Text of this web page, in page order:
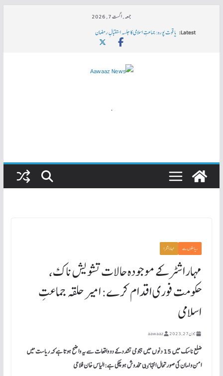
جمعہ, اگست 7, 2026
Latest: یاقوت پورہ: جماعتِ اسلامی کا جلسہ استقبالِ رمضان
سرکاری دواخانوں میں مریضوں کیلئے قلب کی اسپیشیالٹی سہولتیں ناگزیر
ہندوستان میں خواتین کی صورتحال اور عالمی یومِ خواتین
مودی کی حکمرانی میں ملک کے ہر شعبے میں تباہی کا بیچ بویا جارہا ہے۔ محمد شفیع۔ ایس ڈی پی آئی
.
ریاستوں سے مہاراشٹرا
مہاراشٹر کے موجودہ حالات تشویش ناک،
حکومت فوری اقدام کرے: امیر حلقہ جماعتِ
اسلامی
جون 27, 2023 aawaaz
ضلع ناسک میں 15 دنوں میں ہجومی تشدد کے دو واقعات سے یہ واضح ہوتا ہے کہ ریاست میں
امن و امان کی صورتحال انتہاٸی مخدوش ہوچکی ہے: الیاس خان فلاحی